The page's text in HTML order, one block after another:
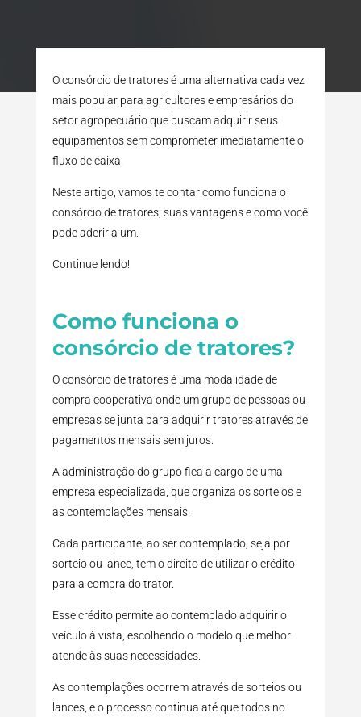
O consórcio de tratores é uma alternativa cada vez
mais popular para agricultores e empresários do
setor agropecuário que buscam adquirir seus
equipamentos sem comprometer imediatamente o
fluxo de caixa.
Neste artigo, vamos te contar como funciona o
consórcio de tratores, suas vantagens e como você
pode aderir a um.
Continue lendo!
Como funciona o
consórcio de tratores?
O consórcio de tratores é uma modalidade de
compra cooperativa onde um grupo de pessoas ou
empresas se junta para adquirir tratores através de
pagamentos mensais sem juros.
A administração do grupo fica a cargo de uma
empresa especializada, que organiza os sorteios e
as contemplações mensais.
Cada participante, ao ser contemplado, seja por
sorteio ou lance, tem o direito de utilizar o crédito
para a compra do trator.
Esse crédito permite ao contemplado adquirir o
veículo à vista, escolhendo o modelo que melhor
atende às suas necessidades.
As contemplações ocorrem através de sorteios ou
lances, e o processo continua até que todos no